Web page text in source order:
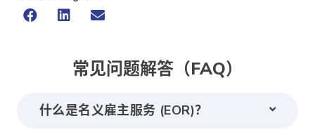
常见问题解答（FAQ）
什么是名义雇主服务 (EOR)？